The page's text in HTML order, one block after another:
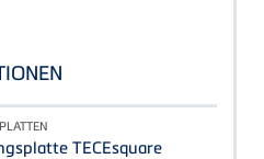
TECEsquare